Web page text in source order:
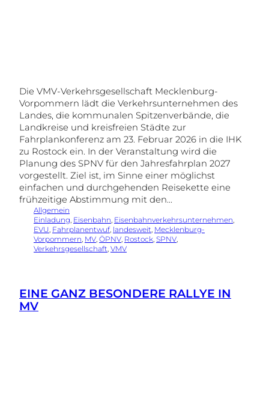
Die VMV-Verkehrsgesellschaft Mecklenburg-
Vorpommern lädt die Verkehrsunternehmen des
Landes, die kommunalen Spitzenverbände, die
Landkreise und kreisfreien Städte zur
Fahrplankonferenz am 23. Februar 2026 in die IHK
zu Rostock ein. In der Veranstaltung wird die
Planung des SPNV für den Jahresfahrplan 2027
vorgestellt. Ziel ist, im Sinne einer möglichst
einfachen und durchgehenden Reisekette eine
frühzeitige Abstimmung mit den…
Allgemein
Einladung Eisenbahn Eisenbahnverkehrsunternehmen
EVU Fahrplanentwuf, landesweit Mecklenburg-
Vorpommern MV ÖPNV Rostock SPNV
Verkehrsgesellschaft VMV
EINE GANZ BESONDERE RALLYE IN
MV